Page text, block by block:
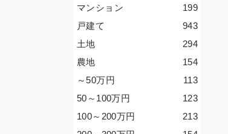
199
マンション
943
戸建て
294
土地
154
農地
113
～50万円
123
50～100万円
213
100～200万円